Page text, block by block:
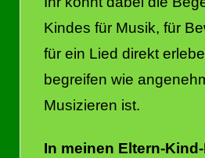
Kindes für Musik, für
für ein Lied direkt
begreifen wie
Musizieren ist.
In meinen Eltern-